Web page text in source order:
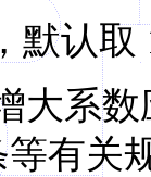
默认取
大系数
等有关